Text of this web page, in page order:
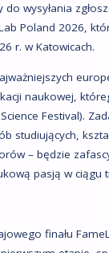
do wysyłania
Poland 2026,
r. w Katowicach.
naukowej,
Festival).
studiujących,
– będzie
pasją w ciągu
finału